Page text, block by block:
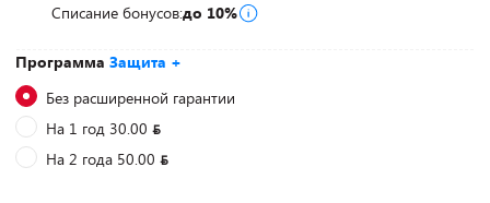
Программа Защита +
Без расширенной гарантии
На 1 год 30.00
На 2 года 50.00
Списание бонусов:до 10%